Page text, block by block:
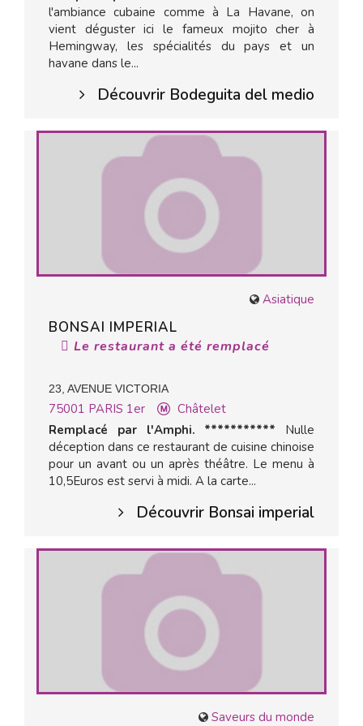
l'ambiance cubaine comme à La Havane, on
vient déguster ici le fameux mojito cher à
Hemingway, les spécialités du pays et un
havane dans le...
Découvrir Bodeguita del medio
Asiatique
BONSAI IMPERIAL
Le restaurant a été remplacé
23, AVENUE VICTORIA
75001 PARIS 1er
Châtelet
Remplacé par l'Amphi. *********** Nulle
déception dans ce restaurant de cuisine chinoise
pour un avant ou un après théâtre. Le menu à
10,5Euros est servi à midi. A la carte...
Découvrir Bonsai imperial
Saveurs du monde